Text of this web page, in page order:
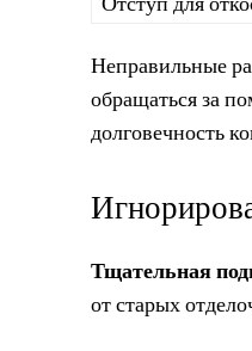
Неправильные
обращаться за
долговечность
Тщательная
от старых